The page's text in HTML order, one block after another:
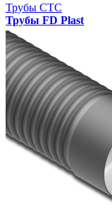
Трубы СТС
Трубы FD Plast